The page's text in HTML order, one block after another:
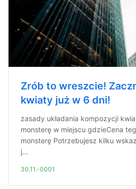
Zrób to wreszcie!
kwiaty już w 6 dni!
zasady układania kompozycji
monsterę w miejscu gdzieCena
monsterę Potrzebujesz kilku
j...
30.11.-0001